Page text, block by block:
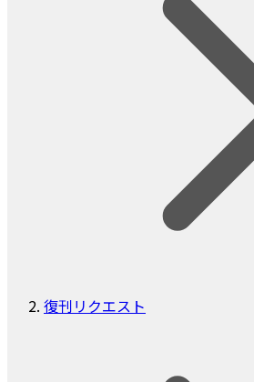
復刊リクエスト